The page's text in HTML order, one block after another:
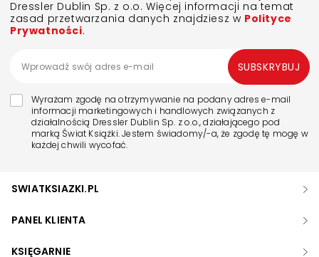
Dressler Dublin Sp. z o.o. Więcej informacji na temat
zasad przetwarzania danych znajdziesz w Polityce
Prywatności.
Wyrażam zgodę na otrzymywanie na podany adres e-mail
informacji marketingowych i handlowych związanych z
działalnością Dressler Dublin Sp. z o.o., działającego pod
marką Świat Książki. Jestem świadomy/-a, że zgodę tę mogę w
każdej chwili wycofać.
SUBSKRYBUJ
SWIATKSIAZKI.PL
PANEL KLIENTA
KSIĘGARNIE